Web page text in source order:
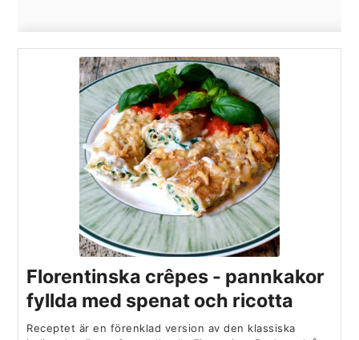
Florentinska crêpes - pannkakor
fyllda med spenat och ricotta
Receptet är en förenklad version av den klassiska